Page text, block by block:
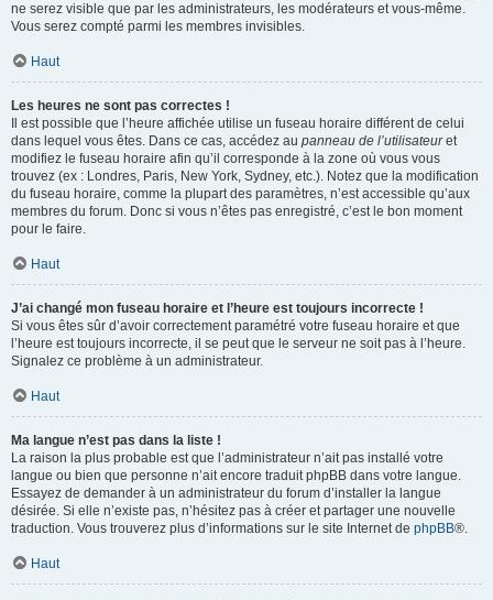
ne serez visible que par les administrateurs, les modérateurs et vous-même.
Vous serez compté parmi les membres invisibles.
Haut
Les heures ne sont pas correctes !
Il est possible que l’heure affichée utilise un fuseau horaire différent de celui
dans lequel vous êtes. Dans ce cas, accédez au panneau de l’utilisateuret
modifiez le fuseau horaire afin qu’il corresponde à la zone où vous vous
trouvez (ex : Londres, Paris, New York, Sydney, etc.). Notez que la modification
du fuseau horaire, comme la plupart des paramètres, n’est accessible qu’aux
membres du forum. Donc si vous n’êtes pas enregistré, c’est le bon moment
pour le faire.
Haut
J’ai changé mon fuseau horaire et l’heure est toujours incorrecte !
Si vous êtes sûr d’avoir correctement paramétré votre fuseau horaire et que
l’heure est toujours incorrecte, il se peut que le serveur ne soit pas à l’heure.
Signalez ce problème à un administrateur.
Haut
Ma langue n’est pas dans la liste !
La raison la plus probable est que l’administrateur n’ait pas installé votre
langue ou bien que personne n’ait encore traduit phpBB dans votre langue.
Essayez de demander à un administrateur du forum d’installer la langue
désirée. Si elle n’existe pas, n’hésitez pas à créer et partager une nouvelle
traduction. Vous trouverez plus d’informations sur le site Internet de phpBB®.
Haut